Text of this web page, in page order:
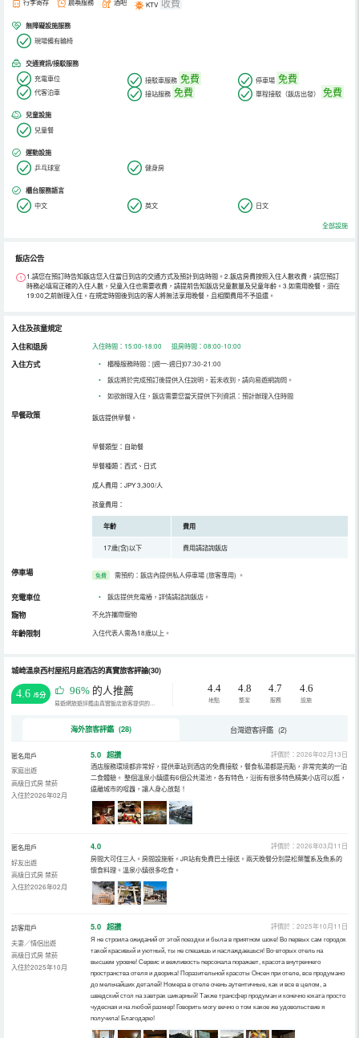
行李寄存 晨喚服務 酒吧 KTV 收費
無障礙設施服務
現場備有輪椅
交通資訊/接駁服務
充電車位 接駁車服務 免費 停車場 免費
代客泊車 接站服務 免費 單程接駁（飯店出發） 免費
兒童設施
兒童餐
運動設施
乒乓球室 健身房
櫃台服務語言
中文 英文 日文
全部設施
飯店公告
1.請您在預訂時告知飯店您入住當日到店的交通方式及預計到店時間。2.飯店房費按照入住人數收費，請您預訂
時務必填寫正確的入住人數，兒童入住也需要收費，請提前告知飯店兒童數量及兒童年齡。3.如需用晚餐，須在
19:00之前辦理入住。在規定時間後到店的客人將無法享用晚餐，且相關費用不予退還。
入住及孩童規定
入住和退房
入住時間：15:00-18:00 退房時間：08:00-10:00
入住方式 •
櫃檯服務時間：[週一-週日]07:30-21:00
•
飯店將於完成預訂後提供入住說明，若未收到，請向易遊網詢問。
•
如欲辦理入住，飯店需要您當天提供下列資訊：預計辦理入住時間
早餐政策 飯店提供早餐。
早餐類型：自助餐
早餐種類：西式、日式
成人費用：JPY 3,300/人
孩童費用：
年齡 費用
17歲(含)以下 費用請諮詢飯店
停車場 免費 需預約：飯店內提供私人停車場 (旅客專用) 。
充電車位 • 飯店提供充電樁，詳情請諮詢飯店。
寵物 不允許攜帶寵物
年齡限制 入住代表人需為18歲以上。
城崎溫泉西村屋招月庭酒店的真實旅客評論(30)
4.6 /5分 96% 的人推薦
易遊網旅遊評鑑由真實飯店旅客提供的評鑑。
4.4
地點
4.8
整潔
4.7
服務
4.6
設施
海外旅客評鑑 (28) 台灣遊客評鑑 (2)
匿名用戶
家庭出遊
高級日式房 禁菸
入住於2026年02月
5.0 超讚
評價於：2026年02月13日
酒店服務環境都非常好，提供車站到酒店的免費接駁，餐食私湯都是亮點，非常完美的一泊
二食體驗。 整個溫泉小鎮還有6個公共湯池，各有特色，沿街有很多特色精美小店可以逛，
遠離城市的喧囂，讓人身心放鬆！
匿名用戶
好友出遊
高級日式房 禁菸
入住於2026年02月
4.0
評價於：2026年03月11日
房間大可住三人。房間設施新。JR站有免費巴士接送。兩天晚餐分別是松葉蟹系及魚系的
懷食料理。溫泉小鎮很多吃食。
訪客用戶
夫妻／情侶出遊
高級日式房 禁菸
入住於2025年10月
5.0 超讚
評價於：2025年10月11日
Я не строила ожиданий от этой поездки и была в приятном шоке! Во первых сам городок
такой красивый и уютный, ты не спешишь и наслаждаешься! Во-вторых отель на
высшем уровне! Сервис и вежливость персонала поражает, красота внутреннего
пространства отеля и дворика! Поразительной красоты Онсен при отеле, все продумано
до мельчайших деталей! Номера в отеле очень аутентичные, как и все в целом, а
шведский стол на завтрак шикарный! Также трансфер продуман и конечно юката просто
чудесная и на любой размер! Говорить могу вечно о том какое же удовольствие я
получила! Благодарю!